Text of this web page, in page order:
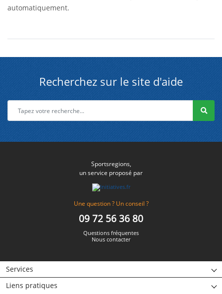
automatiquement.
Recherchez sur le site d'aide
Sportsregions,
un service proposé par
Une question ? Un conseil ?
09 72 56 36 80
Questions fréquentes
Nous contacter
Services
Liens pratiques